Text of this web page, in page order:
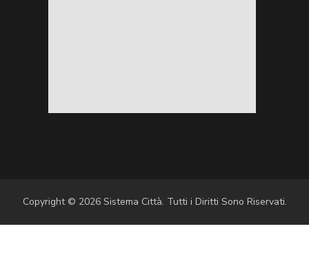
Copyright © 2026 Sistema Città. Tutti i Diritti Sono Riservati.